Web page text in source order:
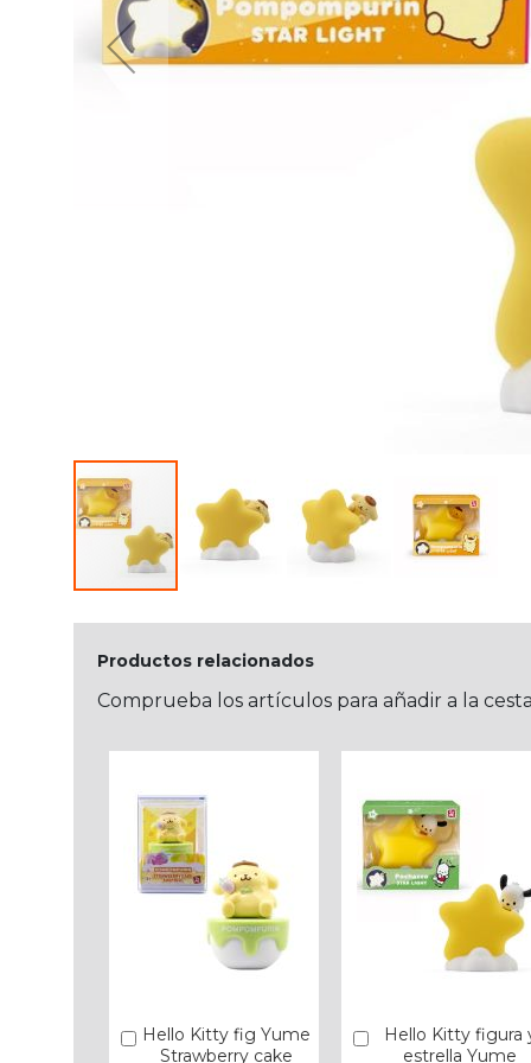
Productos relacionados
Comprueba los artículos para añadir a la
Hello Kitty fig Yume
Strawberry cake
Añadir
Hello Kitty figura
estrella Yume
Añadir